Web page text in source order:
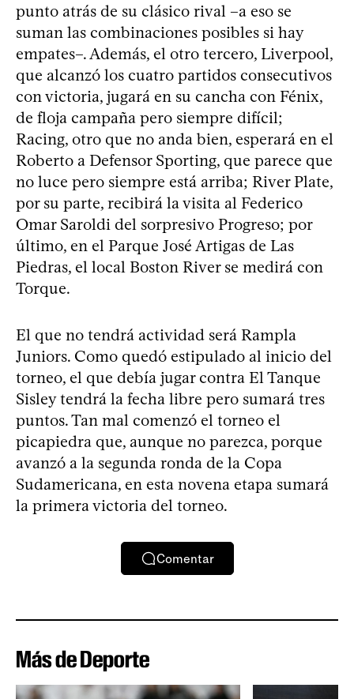
punto atrás de su clásico rival –a eso se
suman las combinaciones posibles si hay
empates–. Además, el otro tercero, Liverpool,
que alcanzó los cuatro partidos consecutivos
con victoria, jugará en su cancha con Fénix,
de floja campaña pero siempre difícil;
Racing, otro que no anda bien, esperará en el
Roberto a Defensor Sporting, que parece que
no luce pero siempre está arriba; River Plate,
por su parte, recibirá la visita al Federico
Omar Saroldi del sorpresivo Progreso; por
último, en el Parque José Artigas de Las
Piedras, el local Boston River se medirá con
Torque.
El que no tendrá actividad será Rampla
Juniors. Como quedó estipulado al inicio del
torneo, el que debía jugar contra El Tanque
Sisley tendrá la fecha libre pero sumará tres
puntos. Tan mal comenzó el torneo el
picapiedra que, aunque no parezca, porque
avanzó a la segunda ronda de la Copa
Sudamericana, en esta novena etapa sumará
la primera victoria del torneo.
Comentar
Más de Deporte